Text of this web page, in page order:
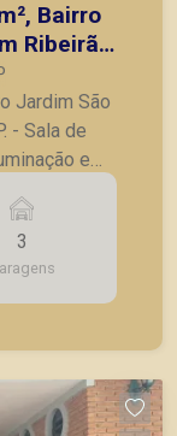
Bairro
Ribeirão
Jardim São
em
- 03
01 suíte; -
- Quarto
com
de
usados ou
cidade de
3